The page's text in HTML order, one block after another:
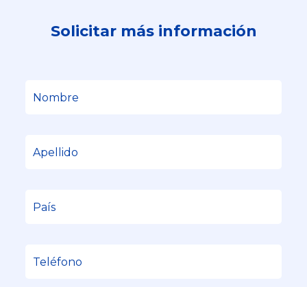
Solicitar más información